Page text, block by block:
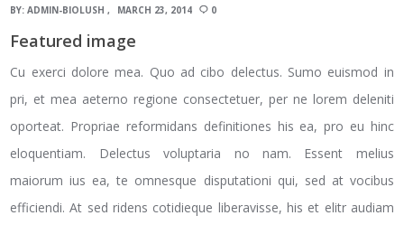
BY:ADMIN-BIOLUSH MARCH 23, 2014 0
Featured image
Cu exerci dolore mea. Quo ad cibo delectus. Sumo euismod in
pri, et mea aeterno regione consectetuer, per ne lorem deleniti
oporteat. Propriae reformidans definitiones his ea, pro eu hinc
eloquentiam. Delectus voluptaria no nam. Essent melius
maiorum ius ea, te omnesque disputationi qui, sed at vocibus
efficiendi. At sed ridens cotidieque liberavisse, his et elitr audiam